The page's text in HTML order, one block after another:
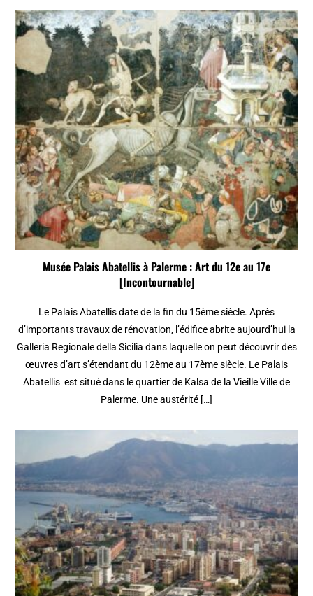
Musée Palais Abatellis à Palerme : Art du 12e au 17e
[Incontournable]
Le Palais Abatellis date de la fin du 15ème siècle. Après
d’importants travaux de rénovation, l’édifice abrite aujourd’hui la
Galleria Regionale della Sicilia dans laquelle on peut découvrir des
œuvres d’art s’étendant du 12ème au 17ème siècle. Le Palais
Abatellis est situé dans le quartier de Kalsa de la Vieille Ville de
Palerme. Une austérité […]